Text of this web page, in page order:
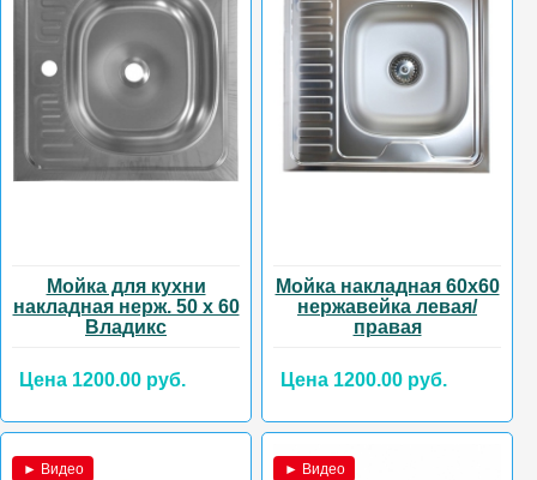
Мойка для кухни
накладная нерж. 50 х 60
Владикс
Цена 1200.00 руб.
Мойка накладная 60х60
нержавейка левая/
правая
Цена 1200.00 руб.
► Видео ► Видео